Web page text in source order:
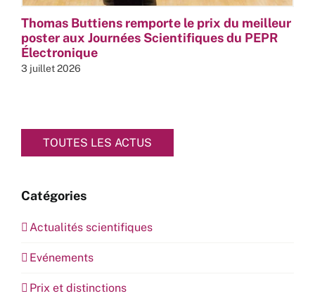
Thomas Buttiens remporte le prix du meilleur
poster aux Journées Scientifiques du PEPR
Électronique
3 juillet 2026
TOUTES LES ACTUS
Catégories
Actualités scientifiques
Evénements
Prix et distinctions